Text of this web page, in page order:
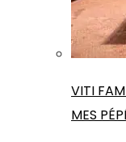
VITI
MES